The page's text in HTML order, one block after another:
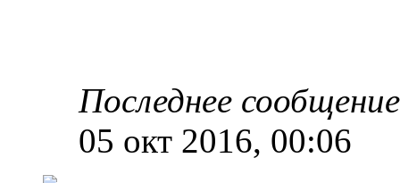
Последнее
05 окт 2016, 00:06